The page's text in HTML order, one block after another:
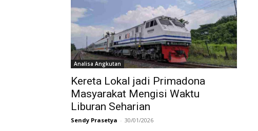
Analisa Angkutan
Kereta Lokal jadi Primadona
Masyarakat Mengisi Waktu
Liburan Seharian
Sendy Prasetya - 30/01/2026